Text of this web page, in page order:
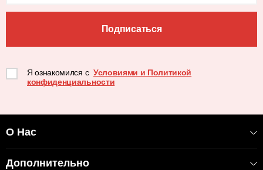
Подписаться
Я ознакомился с Условиями и Политикой
конфиденциальности
О Нас
Дополнительно